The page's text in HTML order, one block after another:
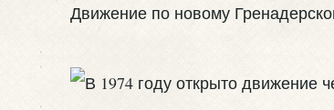
Движение по новому